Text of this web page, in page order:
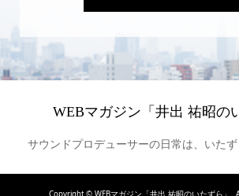
WEBマガジン「井出 祐昭の
サウンドプロデューサーの日常は、いたず